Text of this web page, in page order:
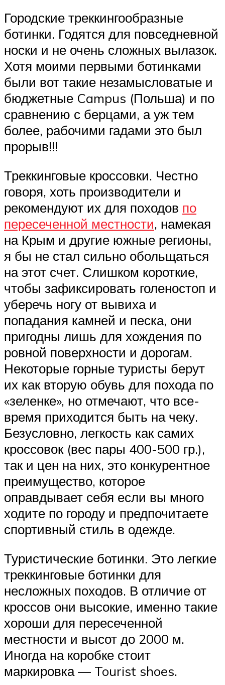
Городские треккингообразные
ботинки. Годятся для повседневной
носки и не очень сложных вылазок.
Хотя моими первыми ботинками
были вот такие незамысловатые и
бюджетные Campus (Польша) и по
сравнению с берцами, а уж тем
более, рабочими гадами это был
прорыв!!!
Треккинговые кроссовки. Честно
говоря, хоть производители и
рекомендуют их для походов по
пересеченной местности, намекая
на Крым и другие южные регионы,
я бы не стал сильно обольщаться
на этот счет. Слишком короткие,
чтобы зафиксировать голеностоп и
уберечь ногу от вывиха и
попадания камней и песка, они
пригодны лишь для хождения по
ровной поверхности и дорогам.
Некоторые горные туристы берут
их как вторую обувь для похода по
«зеленке», но отмечают, что все-
время приходится быть на чеку.
Безусловно, легкость как самих
кроссовок (вес пары 400-500 гр.),
так и цен на них, это конкурентное
преимущество, которое
оправдывает себя если вы много
ходите по городу и предпочитаете
спортивный стиль в одежде.
Туристические ботинки. Это легкие
треккинговые ботинки для
несложных походов. В отличие от
кроссов они высокие, именно такие
хороши для пересеченной
местности и высот до 2000 м.
Иногда на коробке стоит
маркировка — Tourist shoes.